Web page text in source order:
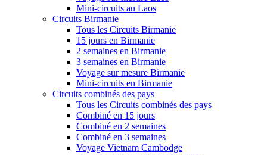
Mini-circuits au Laos
Circuits Birmanie
Tous les Circuits Birmanie
15 jours en Birmanie
2 semaines en Birmanie
3 semaines en Birmanie
Voyage sur mesure Birmanie
Mini-circuits en Birmanie
Circuits combinés des pays
Tous les Circuits combinés des pays
Combiné en 15 jours
Combiné en 2 semaines
Combiné en 3 semaines
Voyage Vietnam Cambodge